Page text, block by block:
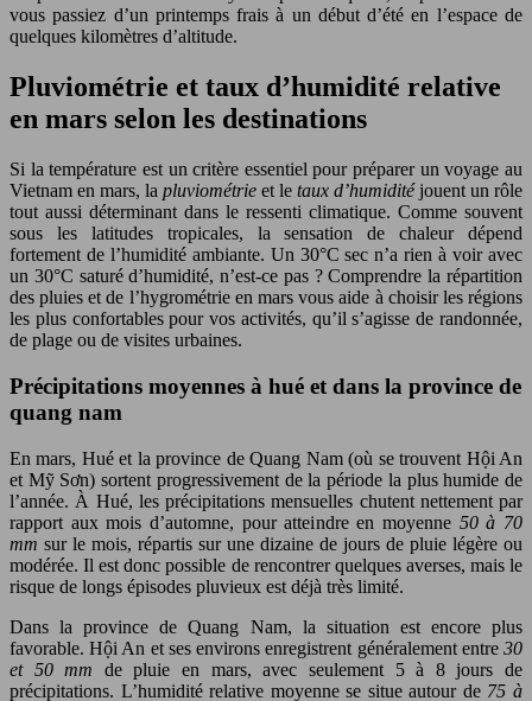
vous passiez d’un printemps frais à un début d’été en l’espace de
quelques kilomètres d’altitude.
Pluviométrie et taux d’humidité relative
en mars selon les destinations
Si la température est un critère essentiel pour préparer un voyage au
Vietnam en mars, la pluviométrie et le taux d’humiditéjouent un rôle
tout aussi déterminant dans le ressenti climatique. Comme souvent
sous les latitudes tropicales, la sensation de chaleur dépend
fortement de l’humidité ambiante. Un 30°C sec n’a rien à voir avec
un 30°C saturé d’humidité, n’est-ce pas ? Comprendre la répartition
des pluies et de l’hygrométrie en mars vous aide à choisir les régions
les plus confortables pour vos activités, qu’il s’agisse de randonnée,
de plage ou de visites urbaines.
Précipitations moyennes à hué et dans la province de
quang nam
En mars, Hué et la province de Quang Nam (où se trouvent Hội An
et Mỹ Sơn) sortent progressivement de la période la plus humide de
l’année. À Hué, les précipitations mensuelles chutent nettement par
rapport aux mois d’automne, pour atteindre en moyenne 50 à 70
mm sur le mois, répartis sur une dizaine de jours de pluie légère ou
modérée. Il est donc possible de rencontrer quelques averses, mais le
risque de longs épisodes pluvieux est déjà très limité.
Dans la province de Quang Nam, la situation est encore plus
favorable. Hội An et ses environs enregistrent généralement entre 30
et 50 mm de pluie en mars, avec seulement 5 à 8 jours de
précipitations. L’humidité relative moyenne se situe autour de 75 à